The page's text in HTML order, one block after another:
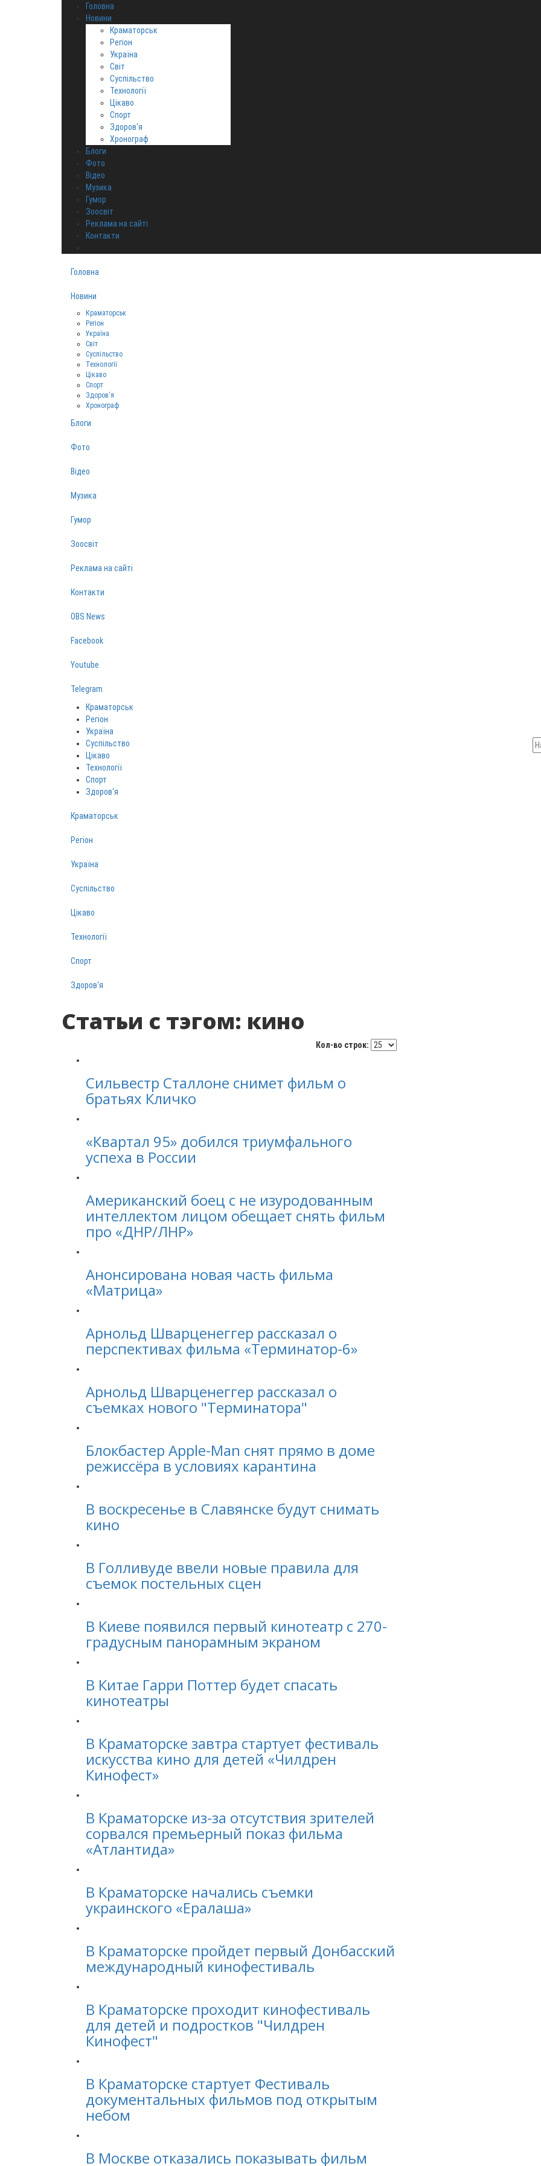
Головна
Новини
Краматорськ
Регіон
Україна
Світ
Суспільство
Технології
Цікаво
Спорт
Здоров‘я
Хронограф
Блоги
Фото
Відео
Музика
Гумор
Зоосвіт
Реклама на сайті
Контакти
Головна
Новини
Краматорськ
Регіон
Україна
Світ
Суспільство
Технології
Цікаво
Спорт
Здоров‘я
Хронограф
Блоги
Фото
Відео
Музика
Гумор
Зоосвіт
Реклама на сайті
Контакти
OBS News
Facebook
Youtube
Telegram
Краматорськ
Регіон
Україна
Суспільство
Цікаво
Технології
Спорт
Здоров‘я
Краматорськ
Регіон
Україна
Суспільство
Цікаво
Технології
Спорт
Здоров‘я
Статьи с тэгом: кино
Кол-во строк:
Сильвестр Сталлоне снимет фильм о
братьях Кличко
«Квартал 95» добился триумфального
успеха в России
Американский боец с не изуродованным
интеллектом лицом обещает снять фильм
про «ДНР/ЛНР»
Анонсирована новая часть фильма
«Матрица»
Арнольд Шварценеггер рассказал о
перспективах фильма «Терминатор-6»
Арнольд Шварценеггер рассказал о
съемках нового "Терминатора"
Блокбастер Apple-Man снят прямо в доме
режиссёра в условиях карантина
В воскресенье в Славянске будут снимать
кино
В Голливуде ввели новые правила для
съемок постельных сцен
В Киеве появился первый кинотеатр с 270-
градусным панорамным экраном
В Китае Гарри Поттер будет спасать
кинотеатры
В Краматорске завтра стартует фестиваль
искусства кино для детей «Чилдрен
Кинофест»
В Краматорске из-за отсутствия зрителей
сорвался премьерный показ фильма
«Атлантида»
В Краматорске начались съемки
украинского «Ералаша»
В Краматорске пройдет первый Донбасский
международный кинофестиваль
В Краматорске проходит кинофестиваль
для детей и подростков "Чилдрен
Кинофест"
В Краматорске стартует Фестиваль
документальных фильмов под открытым
небом
В Москве отказались показывать фильм